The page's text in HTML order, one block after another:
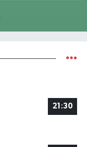
21:30